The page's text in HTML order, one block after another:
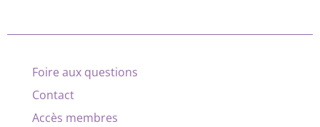
Foire aux questions
Contact
Accès membres